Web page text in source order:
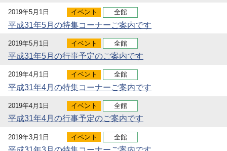
2019年5月1日 イベント 全館
平成31年5月の特集コーナーご案内です
2019年5月1日 イベント 全館
平成31年5月の行事予定のご案内です
2019年4月1日 イベント 全館
平成31年4月の特集コーナーご案内です
2019年4月1日 イベント 全館
平成31年4月の行事予定のご案内です
2019年3月1日 イベント 全館